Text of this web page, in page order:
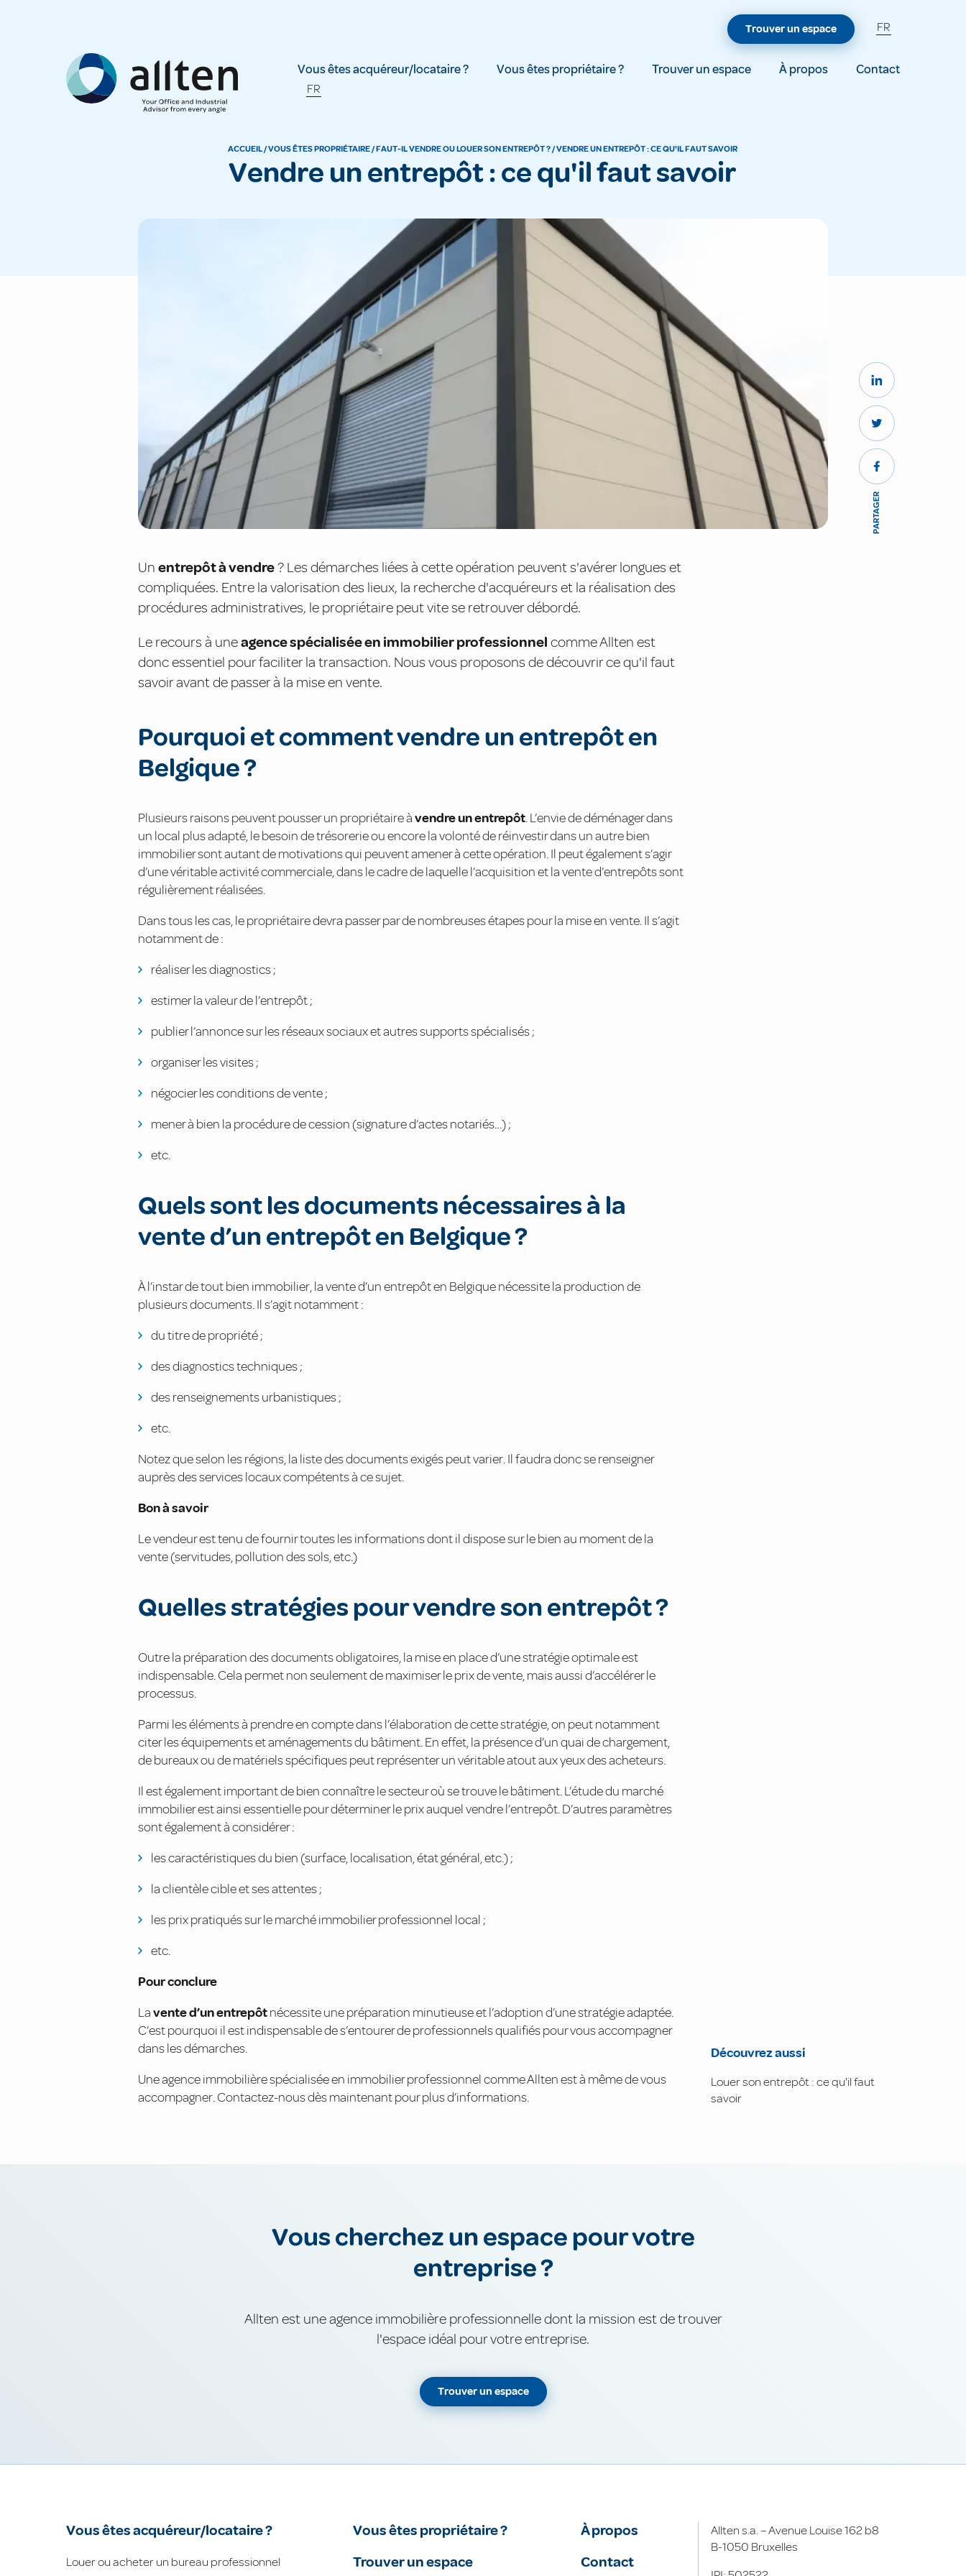
Allten
Vous êtes acquéreur/locataire ? Vous êtes propriétaire ? Trouver un espace À propos
Contact
FR
Trouver un espace FR
ACCUEIL/VOUS ÊTES PROPRIÉTAIRE/FAUT-IL VENDRE OU LOUER SON ENTREPÔT ?/VENDRE UN ENTREPÔT : CE QU'IL FAUT SAVOIR
Vendre un entrepôt : ce qu'il faut savoir
PARTAGER
Un entrepôt à vendre? Les démarches liées à cette opération peuvent s'avérer longues et
compliquées. Entre la valorisation des lieux, la recherche d'acquéreurs et la réalisation des
procédures administratives, le propriétaire peut vite se retrouver débordé.
Le recours à uneagence spécialisée en immobilier professionnel comme Allten est
donc essentiel pour faciliter la transaction. Nous vous proposons de découvrir ce qu'il faut
savoir avant de passer à la mise en vente.
Pourquoi et comment vendre un entrepôt en
Belgique ?
Plusieurs raisons peuvent pousser un propriétaire àvendre un entrepôt. L’envie de déménager dans
un local plus adapté, le besoin de trésorerie ou encore la volonté de réinvestir dans un autre bien
immobilier sont autant de motivations qui peuvent amener à cette opération. Il peut également s’agir
d’une véritable activité commerciale, dans le cadre de laquelle l’acquisition et la vente d’entrepôts sont
régulièrement réalisées.
Dans tous les cas, le propriétaire devra passer par de nombreuses étapes pour la mise en vente. Il s’agit
notamment de :
réaliser les diagnostics ;
estimer la valeur de l’entrepôt ;
publier l’annonce sur les réseaux sociaux et autres supports spécialisés ;
organiser les visites ;
négocier les conditions de vente ;
mener à bien la procédure de cession (signature d’actes notariés…) ;
etc.
Quels sont les documents nécessaires à la
vente d’un entrepôt en Belgique ?
À l’instar de tout bien immobilier, la vente d’un entrepôt en Belgique nécessite la production de
plusieurs documents. Il s’agit notamment :
du titre de propriété ;
des diagnostics techniques ;
des renseignements urbanistiques ;
etc.
Notez que selon les régions, la liste des documents exigés peut varier. Il faudra donc se renseigner
auprès des services locaux compétents à ce sujet.
Bon à savoir
Le vendeur est tenu de fournir toutes les informations dont il dispose sur le bien au moment de la
vente (servitudes, pollution des sols, etc.)
Quelles stratégies pour vendre son entrepôt ?
Outre la préparation des documents obligatoires, la mise en place d’une stratégie optimale est
indispensable. Cela permet non seulement de maximiser le prix de vente, mais aussi d’accélérer le
processus.
Parmi les éléments à prendre en compte dans l’élaboration de cette stratégie, on peut notamment
citer les équipements et aménagements du bâtiment. En effet, la présence d’un quai de chargement,
de bureaux ou de matériels spécifiques peut représenter un véritable atout aux yeux des acheteurs.
Il est également important de bien connaître le secteur où se trouve le bâtiment. L’étude du marché
immobilier est ainsi essentielle pour déterminer le prix auquel vendre l’entrepôt. D’autres paramètres
sont également à considérer :
les caractéristiques du bien (surface, localisation, état général, etc.) ;
la clientèle cible et ses attentes ;
les prix pratiqués sur le marché immobilier professionnel local ;
etc.
Pour conclure
Lavente d’un entrepôtnécessite une préparation minutieuse et l’adoption d’une stratégie adaptée.
C’est pourquoi il est indispensable de s’entourer de professionnels qualifiés pour vous accompagner
dans les démarches.
Une agence immobilière spécialisée en immobilier professionnel comme Allten est à même de vous
accompagner. Contactez-nous dès maintenant pour plus d’informations.
Découvrez aussi
Louer son entrepôt : ce qu'il faut
savoir
Vous cherchez un espace pour votre
entreprise ?
Allten est une agence immobilière professionnelle dont la mission est de trouver
l'espace idéal pour votre entreprise.
Trouver un espace
Vous êtes acquéreur/locataire ?
Louer ou acheter un bureau professionnel
Vous êtes propriétaire ?
Trouver un espace
À propos
Contact
Allten s.a. – Avenue Louise 162 b8
B-1050 Bruxelles